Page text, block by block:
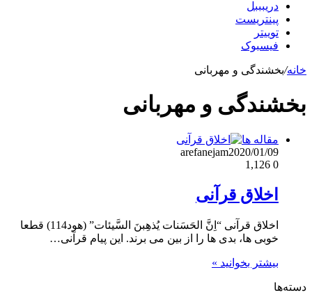
دریبببل
پینتریست
توییتر
فیسبوک
خانه/بخشندگی و مهربانی
بخشندگی و مهربانی
مقاله ها
arefanejam2020/01/09
0
اخلاق قرآنی
اخلاق قرآنی “اِنَّ الحَسَنات یُذهِبنَ السَّیئات” (هود114) قطعا
خوبی ها، بدی ها را از بین می برند. این پیام قرآنی…
بیشتر بخوانید »
دسته‌ها